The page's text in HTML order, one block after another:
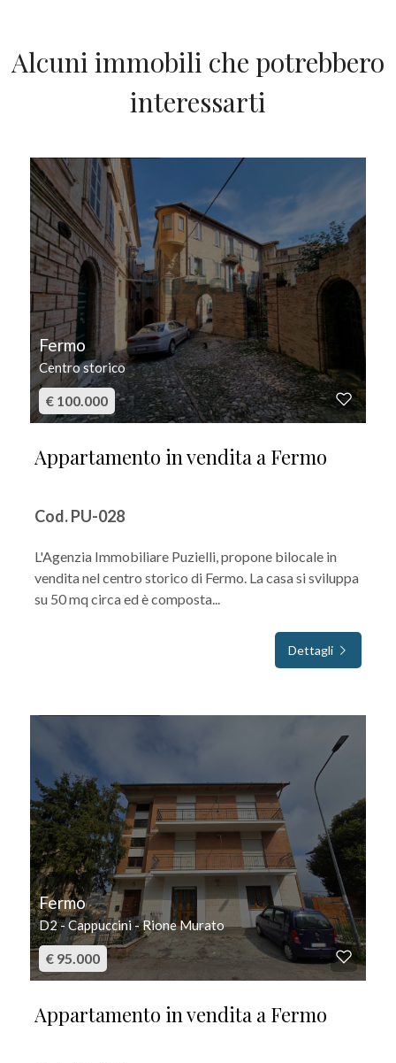
Alcuni immobili che potrebbero
interessarti
Fermo
Centro storico
€ 100.000
Appartamento in vendita a Fermo
Cod. PU-028
L'Agenzia Immobiliare Puzielli, propone bilocale in
vendita nel centro storico di Fermo. La casa si sviluppa
su 50 mq circa ed è composta...
Dettagli
Fermo
D2 - Cappuccini - Rione Murato
€ 95.000
Appartamento in vendita a Fermo